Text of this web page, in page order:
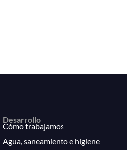
Desarrollo
Cómo trabajamos
Agua, saneamiento e higiene